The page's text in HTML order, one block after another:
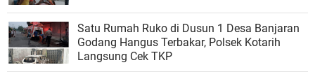
Satu Rumah Ruko di Dusun 1 Desa Banjaran
Godang Hangus Terbakar, Polsek Kotarih
Langsung Cek TKP